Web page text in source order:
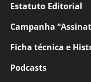
Estatuto Editorial
Campanha
Ficha técnica e
Podcasts